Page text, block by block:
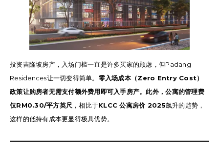
投资吉隆坡房产，入场门槛一直是许多买家的顾虑，但Padang
Residences让一切变得简单。 零入场成本（Zero Entry Cost）
政策让购房者无需支付额外费用即可入手房产。此外，公寓的管理费
仅RM0.30/平方英尺 ，相比于KLCC 公寓房价 2025飙升的趋势，
这样的低持有成本更显得极具优势。